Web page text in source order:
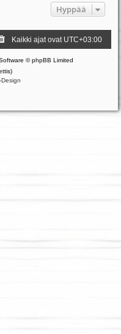
Hyppää
Kaikki ajat ovat UTC+03:00
© phpBB Limited